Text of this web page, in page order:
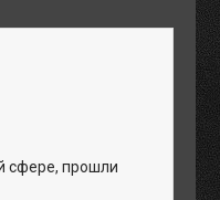
сфере, прошли